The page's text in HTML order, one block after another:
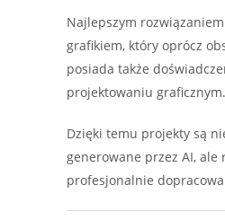
Najlepszym
grafikiem, który oprócz
posiada także
projektowaniu graficznym.
Dzięki temu projekty są
generowane przez AI, ale
profesjonalnie